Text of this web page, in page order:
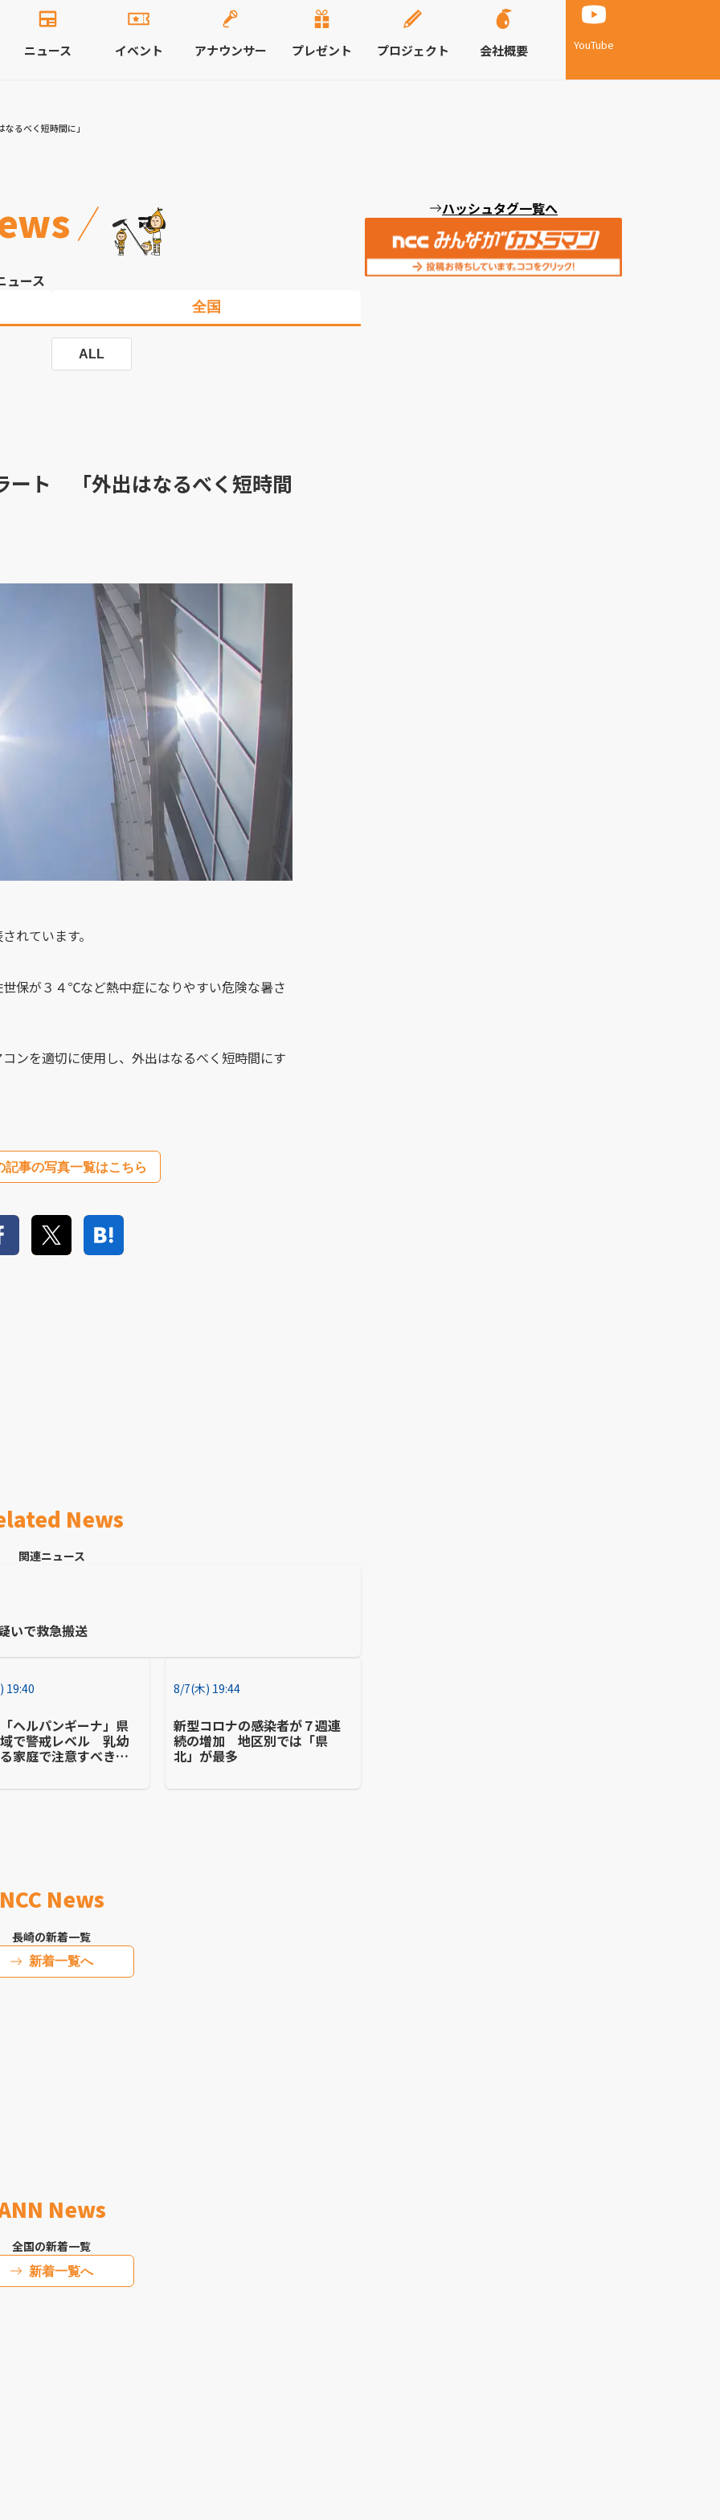
YouTube
ニュース イベント アナウンサー プレゼント プロジェクト 会社概要
るべく短時間に」
ュース
全国
ALL
ート 「外出はなるべく短時間
れています。
保が３４℃など熱中症になりやすい危険な暑さ
ンを適切に使用し、外出はなるべく短時間にす
記事の写真一覧はこちら
News
関連ニュース
いで救急搬送
19:40
ヘルパンギーナ」県
で警戒レベル 乳幼
家庭で注意すべき感
8/7(木) 19:44
新型コロナの感染者が７週連
続の増加 地区別では「県
北」が最多
News
長崎の新着一覧
新着一覧へ
News
全国の新着一覧
新着一覧へ
ハッシュタグ一覧へ